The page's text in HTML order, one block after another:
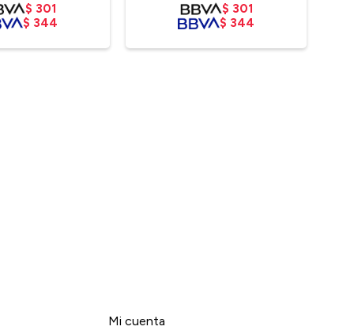
$ 301
$ 344
$ 301
$ 344
Mi cuenta